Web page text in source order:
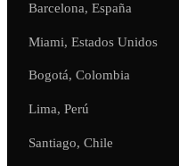
Barcelona, España
Miami, Estados Unidos
Bogotá, Colombia
Lima, Perú
Santiago, Chile